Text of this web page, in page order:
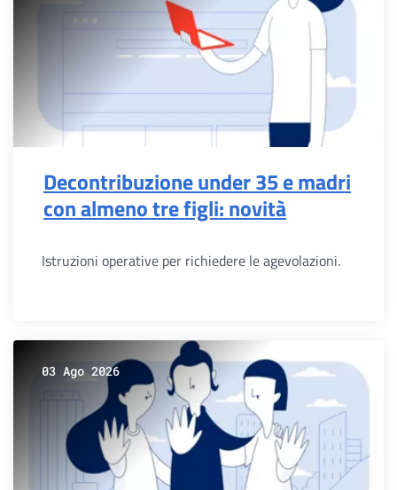
Decontribuzione under 35 e madri
con almeno tre figli: novità
Istruzioni operative per richiedere le agevolazioni.
03 Ago 2026